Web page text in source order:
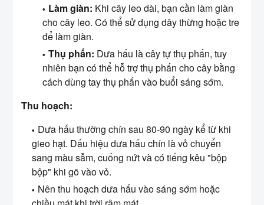
Làm giàn: Khi cây leo dài, bạn cần làm giàn
cho cây leo. Có thể sử dụng dây thừng hoặc tre
để làm giàn.
Thụ phấn: Dưa hấu là cây tự thụ phấn, tuy
nhiên bạn có thể hỗ trợ thụ phấn cho cây bằng
cách dùng tay thụ phấn vào buổi sáng sớm.
Thu hoạch:
Dưa hấu thường chín sau 80-90 ngày kể từ khi
gieo hạt. Dấu hiệu dưa hấu chín là vỏ chuyển
sang màu sẫm, cuống nứt và có tiếng kêu "bộp
bộp" khi gõ vào vỏ.
Nên thu hoạch dưa hấu vào sáng sớm hoặc